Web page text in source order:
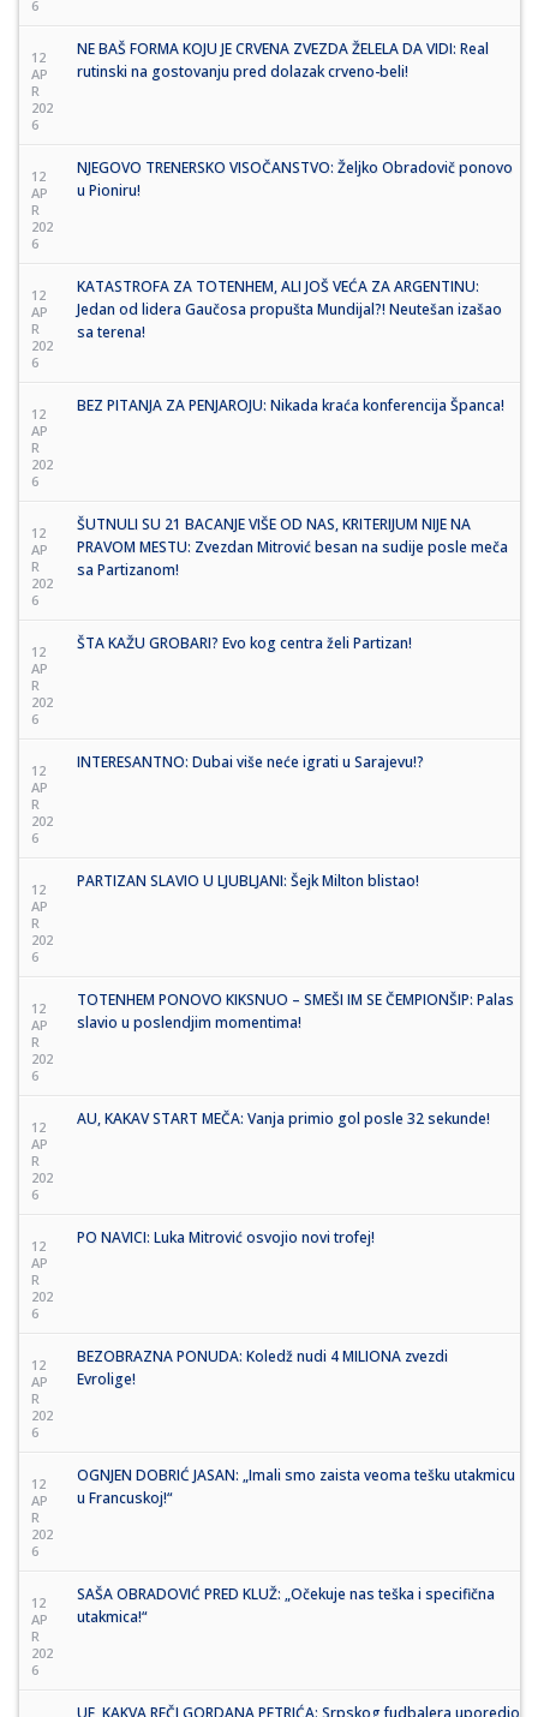
6
12
AP
R
202
6
NE BAŠ FORMA KOJU JE CRVENA ZVEZDA ŽELELA DA VIDI: Real
rutinski na gostovanju pred dolazak crveno-beli!
12
AP
R
202
6
NJEGOVO TRENERSKO VISOČANSTVO: Željko Obradovič ponovo
u Pioniru!
12
AP
R
202
6
KATASTROFA ZA TOTENHEM, ALI JOŠ VEĆA ZA ARGENTINU:
Jedan od lidera Gaučosa propušta Mundijal?! Neutešan izašao
sa terena!
12
AP
R
202
6
BEZ PITANJA ZA PENJAROJU: Nikada kraća konferencija Španca!
12
AP
R
202
6
ŠUTNULI SU 21 BACANJE VIŠE OD NAS, KRITERIJUM NIJE NA
PRAVOM MESTU: Zvezdan Mitrović besan na sudije posle meča
sa Partizanom!
12
AP
R
202
6
ŠTA KAŽU GROBARI? Evo kog centra želi Partizan!
12
AP
R
202
6
INTERESANTNO: Dubai više neće igrati u Sarajevu!?
12
AP
R
202
6
PARTIZAN SLAVIO U LJUBLJANI: Šejk Milton blistao!
12
AP
R
202
6
TOTENHEM PONOVO KIKSNUO – SMEŠI IM SE ČEMPIONŠIP: Palas
slavio u poslendjim momentima!
12
AP
R
202
6
AU, KAKAV START MEČA: Vanja primio gol posle 32 sekunde!
12
AP
R
202
6
PO NAVICI: Luka Mitrović osvojio novi trofej!
12
AP
R
202
6
BEZOBRAZNA PONUDA: Koledž nudi 4 MILIONA zvezdi
Evrolige!
12
AP
R
202
6
OGNJEN DOBRIĆ JASAN: „Imali smo zaista veoma tešku utakmicu
u Francuskoj!“
12
AP
R
202
6
SAŠA OBRADOVIĆ PRED KLUŽ: „Očekuje nas teška i specifična
utakmica!“
UF, KAKVA REČI GORDANA PETRIĆA: Srpskog fudbalera uporedio